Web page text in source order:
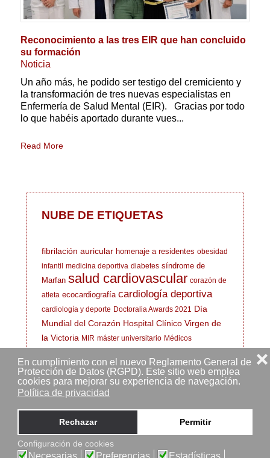
En cumplimiento con el nuevo Reglamento General de
Protección de Datos (RGPD). Este sitio web emplea
cookies para mejorar su experiencia de navegación.
Política de privacidad
Rechazar Permitir
❌
Configuración de cookies
Necesarias Preferencias Estadísticas
Reconocimiento a las tres EIR que han concluido
su formación
Noticia
Un año más, he podido ser testigo del cremiciento y
la transformación de tres nuevas especialistas en
Enfermería de Salud Mental (EIR). Gracias por todo
lo que habéis aportado durante vues...
Read More
NUBE DE ETIQUETAS
fibrilación auricular homenaje a residentes obesidad
infantil medicina deportiva diabetes síndrome de
Marfan salud cardiovascular corazón de
atleta ecocardiografía cardiología deportiva
cardiología y deporte Doctoralia Awards 2021 Día
Mundial del Corazón Hospital Clínico Virgen de
la Victoria MIR máster universitario Médicos
cardiología enfermedades
cardiovasculares evento hipertensión
cardiologia cardiólogo deportivo
cardiovascular arritmia Hospital Clínico
Universitario de Málaga
Nominación
nacional mejor cardiólogo